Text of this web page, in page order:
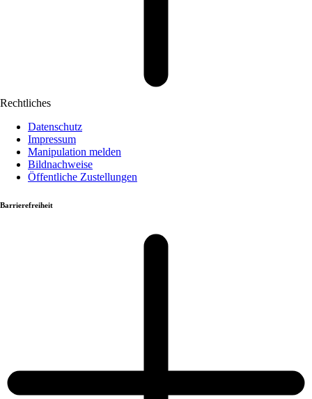
Rechtliches
Datenschutz
Impressum
Manipulation melden
Bildnachweise
Öffentliche Zustellungen
Barrierefreiheit